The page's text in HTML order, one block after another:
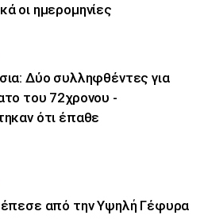
οι ημερομηνίες
Δύο συλληφθέντες για
του 72χρονου -
ότι έπαθε
έπεσε από την Υψηλή Γέφυρα